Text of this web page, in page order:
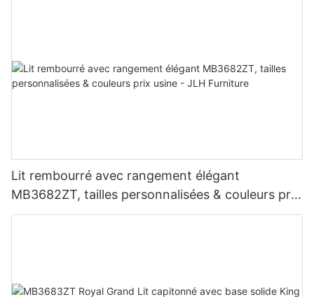
Lit rembourré avec rangement élégant
MB3682ZT, tailles personnalisées & couleurs prix
usine - JLH Furniture